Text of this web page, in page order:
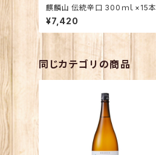
麒麟山 伝統辛口 300ｍｌ×15本
（1ケース）
¥7,420
同じカテゴリの商品